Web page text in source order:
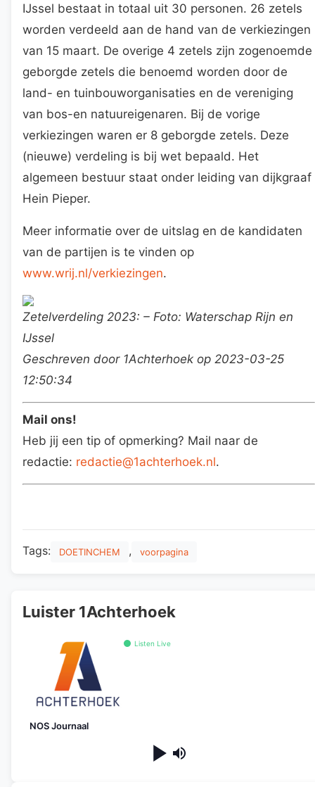
IJssel bestaat in totaal uit 30 personen. 26 zetels
worden verdeeld aan de hand van de verkiezingen
van 15 maart. De overige 4 zetels zijn zogenoemde
geborgde zetels die benoemd worden door de
land- en tuinbouworganisaties en de vereniging
van bos-en natuureigenaren. Bij de vorige
verkiezingen waren er 8 geborgde zetels. Deze
(nieuwe) verdeling is bij wet bepaald. Het
algemeen bestuur staat onder leiding van dijkgraaf
Hein Pieper.
Meer informatie over de uitslag en de kandidaten
van de partijen is te vinden op
www.wrij.nl/verkiezingen.
Zetelverdeling 2023: – Foto: Waterschap Rijn en
IJssel
Geschreven door 1Achterhoek op 2023-03-25
12:50:34
Mail ons!
Heb jij een tip of opmerking? Mail naar de
redactie: redactie@1achterhoek.nl.
Tags: DOETINCHEM , voorpagina
Luister 1Achterhoek
Listen Live
NOS Journaal